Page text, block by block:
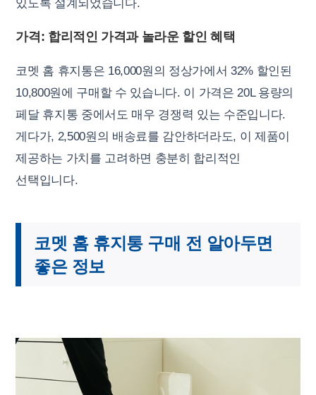
있도록 설계되었습니다.
가격: 합리적인 가격과 놀라운 할인 혜택
코멧 홈 휴지통은 16,000원의 정상가에서 32% 할인된
10,800원에 구매할 수 있습니다. 이 가격은 20L 용량의
페달 휴지통 중에서도 매우 경쟁력 있는 수준입니다.
게다가, 2,500원의 배송료를 감안하더라도, 이 제품이
제공하는 가치를 고려하면 충분히 합리적인
선택입니다.
코멧 홈 휴지통 구매 전 알아두면
좋은 정보